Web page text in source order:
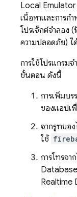
Local
เนื้อหาและการก
โปรเจ็กต์จำลอง
ความปลอดภัย) ไ
การใช้โปรแกรมจ
ขั้นตอน ดังนี้
การเพิ่มบ
ของแอปเ
จากรูทของ
ใช้
การโทรจ
Database
Realtime